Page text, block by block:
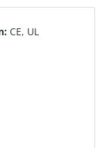
CE, UL